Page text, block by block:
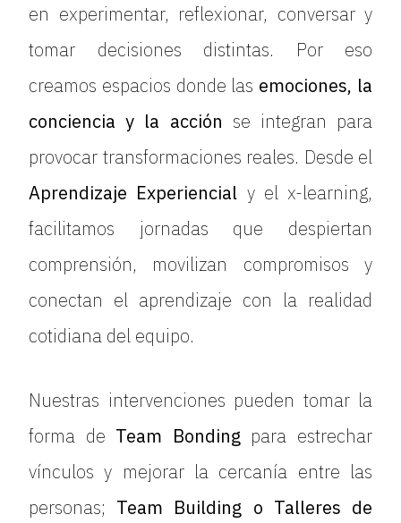
en experimentar, reflexionar, conversar y
tomar decisiones distintas. Por eso
creamos espacios donde las emociones, la
conciencia y la acción se integran para
provocar transformaciones reales. Desde el
Aprendizaje Experiencial y el x-learning,
facilitamos jornadas que despiertan
comprensión, movilizan compromisos y
conectan el aprendizaje con la realidad
cotidiana del equipo.
Nuestras intervenciones pueden tomar la
forma de Team Bondingpara estrechar
vínculos y mejorar la cercanía entre las
personas; Team Building o Talleres de